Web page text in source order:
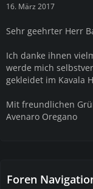
16. März 2017
Sehr geehrter Herr
Ich danke ihnen
werde mich
gekleidet im Kavala
Mit freundlichen
Avenaro Oregano
Foren